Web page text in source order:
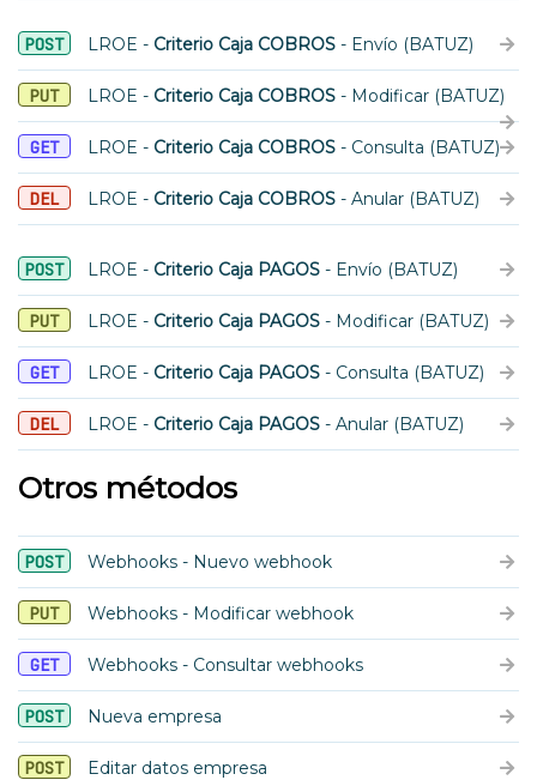
POST LROE - Criterio Caja COBROS - Envío (BATUZ)
PUT LROE - Criterio Caja COBROS - Modificar (BATUZ)
GET LROE - Criterio Caja COBROS - Consulta (BATUZ)
DEL LROE - Criterio Caja COBROS - Anular (BATUZ)
POST LROE - Criterio Caja PAGOS - Envío (BATUZ)
PUT LROE - Criterio Caja PAGOS - Modificar (BATUZ)
GET LROE - Criterio Caja PAGOS - Consulta (BATUZ)
DEL LROE - Criterio Caja PAGOS - Anular (BATUZ)
Otros métodos
POST Webhooks - Nuevo webhook
PUT Webhooks - Modificar webhook
GET Webhooks - Consultar webhooks
POST Nueva empresa
POST Editar datos empresa